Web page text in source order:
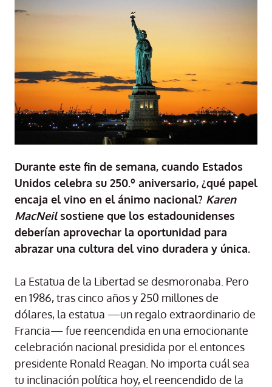
Durante este fin de semana, cuando Estados
Unidos celebra su 250.º aniversario, ¿qué papel
encaja el vino en el ánimo nacional? Karen
MacNeilsostiene que los estadounidenses
deberían aprovechar la oportunidad para
abrazar una cultura del vino duradera y única.
La Estatua de la Libertad se desmoronaba. Pero
en 1986, tras cinco años y 250 millones de
dólares, la estatua —un regalo extraordinario de
Francia— fue reencendida en una emocionante
celebración nacional presidida por el entonces
presidente Ronald Reagan. No importa cuál sea
tu inclinación política hoy, el reencendido de la